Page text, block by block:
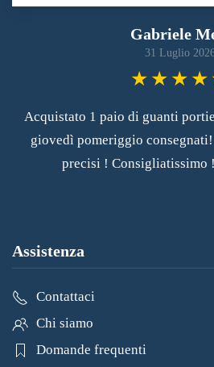
Gabriele
31 Luglio
Acquistato 1 paio di guanti
giovedì pomeriggio
precisi !
Assistenza
Contattaci
Chi siamo
Domande frequenti